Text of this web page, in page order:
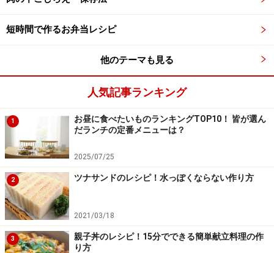
短時間で作るお弁当レシピ
他のテーマも見る
人気記事ランキング
1
お昼に食べたいものランキングTOP10！ 皆が選ん
だランチの定番メニューは？
2025/07/25
2 ツナサンドのレシピ！水っぽくならない作り方
2021/03/18
3
親子丼のレシピ！15分でできる簡単献立料理の作
り方